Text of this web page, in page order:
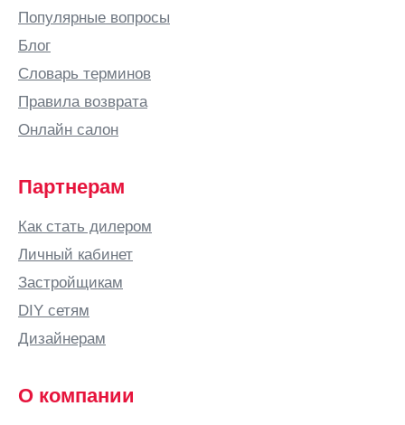
Популярные вопросы
Блог
Словарь терминов
Правила возврата
Онлайн салон
Партнерам
Как стать дилером
Личный кабинет
Застройщикам
DIY сетям
Дизайнерам
О компании